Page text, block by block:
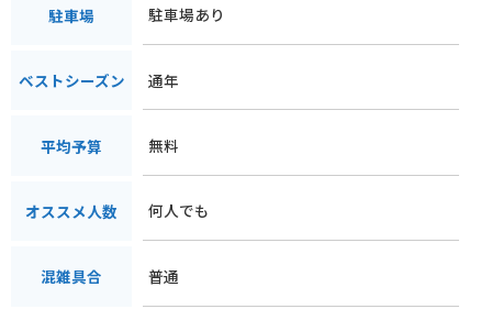
駐車場 駐車場あり
ベストシーズン 通年
平均予算 無料
オススメ人数 何人でも
混雑具合 普通